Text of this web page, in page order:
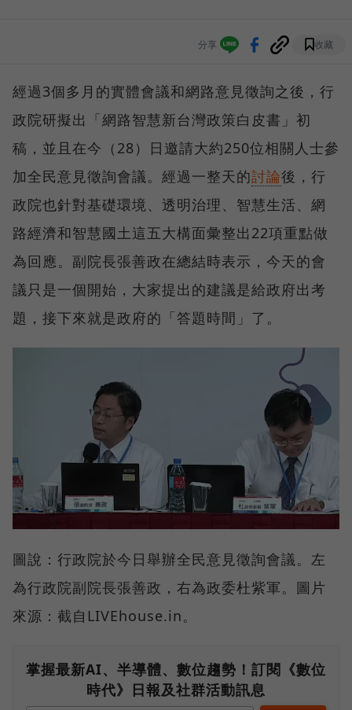
分享 收藏
經過3個多月的實體會議和網路意見徵詢之後，行
政院研擬出「網路智慧新台灣政策白皮書」初
稿，並且在今（28）日邀請大約250位相關人士參
加全民意見徵詢會議。經過一整天的討論後，行
政院也針對基礎環境、透明治理、智慧生活、網
路經濟和智慧國土這五大構面彙整出22項重點做
為回應。副院長張善政在總結時表示，今天的會
議只是一個開始，大家提出的建議是給政府出考
題，接下來就是政府的「答題時間」了。
圖說：行政院於今日舉辦全民意見徵詢會議。左
為行政院副院長張善政，右為政委杜紫軍。圖片
來源：截自LIVEhouse.in。
掌握最新AI、半導體、數位趨勢！訂閱《數位
時代》日報及社群活動訊息